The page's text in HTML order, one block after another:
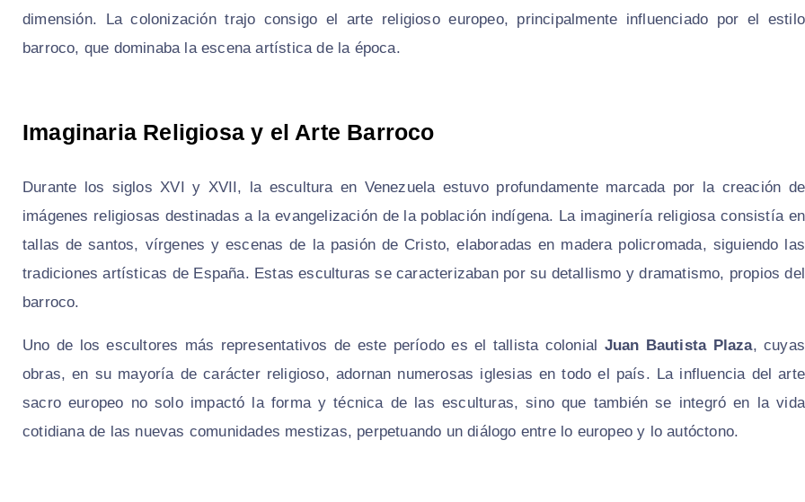
dimensión. La colonización trajo consigo el arte religioso europeo, principalmente influenciado por el estilo
barroco, que dominaba la escena artística de la época.
Imaginaria Religiosa y el Arte Barroco
Durante los siglos XVI y XVII, la escultura en Venezuela estuvo profundamente marcada por la creación de
imágenes religiosas destinadas a la evangelización de la población indígena. La imaginería religiosa consistía en
tallas de santos, vírgenes y escenas de la pasión de Cristo, elaboradas en madera policromada, siguiendo las
tradiciones artísticas de España. Estas esculturas se caracterizaban por su detallismo y dramatismo, propios del
barroco.
Uno de los escultores más representativos de este período es el tallista colonial Juan Bautista Plaza, cuyas
obras, en su mayoría de carácter religioso, adornan numerosas iglesias en todo el país. La influencia del arte
sacro europeo no solo impactó la forma y técnica de las esculturas, sino que también se integró en la vida
cotidiana de las nuevas comunidades mestizas, perpetuando un diálogo entre lo europeo y lo autóctono.